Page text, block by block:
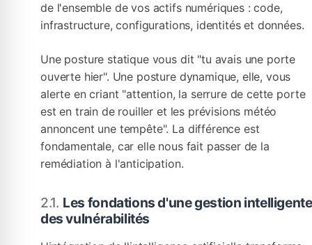
de l'ensemble de vos actifs numériques : code,
infrastructure, configurations, identités et données.
Une posture statique vous dit "tu avais une porte
ouverte hier". Une posture dynamique, elle, vous
alerte en criant "attention, la serrure de cette porte
est en train de rouiller et les prévisions météo
annoncent une tempête". La différence est
fondamentale, car elle nous fait passer de la
remédiation à l'anticipation.
Les fondations d'une gestion intelligente
des vulnérabilités